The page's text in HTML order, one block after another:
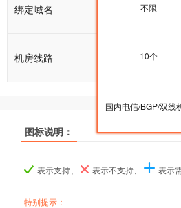
绑定域名 10个
机房线路 国内双线/BGP机房
不限
10个
国内电信/BGP/双线
产品名称 LinuxA
产品名称 LinuxA
产品名称 LinuxA
图标说明：
表示支持、 表示不支持、 表示
特别提示：